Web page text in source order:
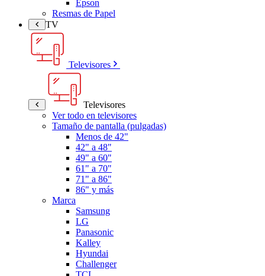
Epson
Resmas de Papel
TV
Televisores
Televisores
Ver todo en televisores
Tamaño de pantalla (pulgadas)
Menos de 42"
42" a 48"
49" a 60"
61" a 70"
71" a 86"
86" y más
Marca
Samsung
LG
Panasonic
Kalley
Hyundai
Challenger